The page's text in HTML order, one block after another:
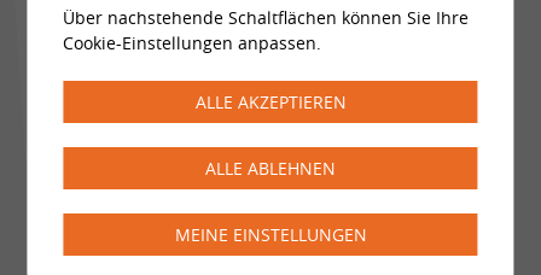
Impulsabend · KUNST DER
VERFÜHRUNG
Wie Begegnung, Anziehung und
Verbindung im Alltag lebendig bleiben.
Donnerstag, 03. September 2026
Alle News
Über nachstehende Schaltflächen können Sie Ihre
Cookie-Einstellungen anpassen.
ALLE AKZEPTIEREN
ALLE ABLEHNEN
MEINE EINSTELLUNGEN